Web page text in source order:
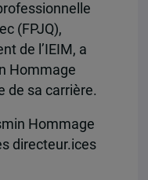
(FPJQ),
de l’IEIM, a
Hommage
de sa carrière.
Hommage
directeur.ices